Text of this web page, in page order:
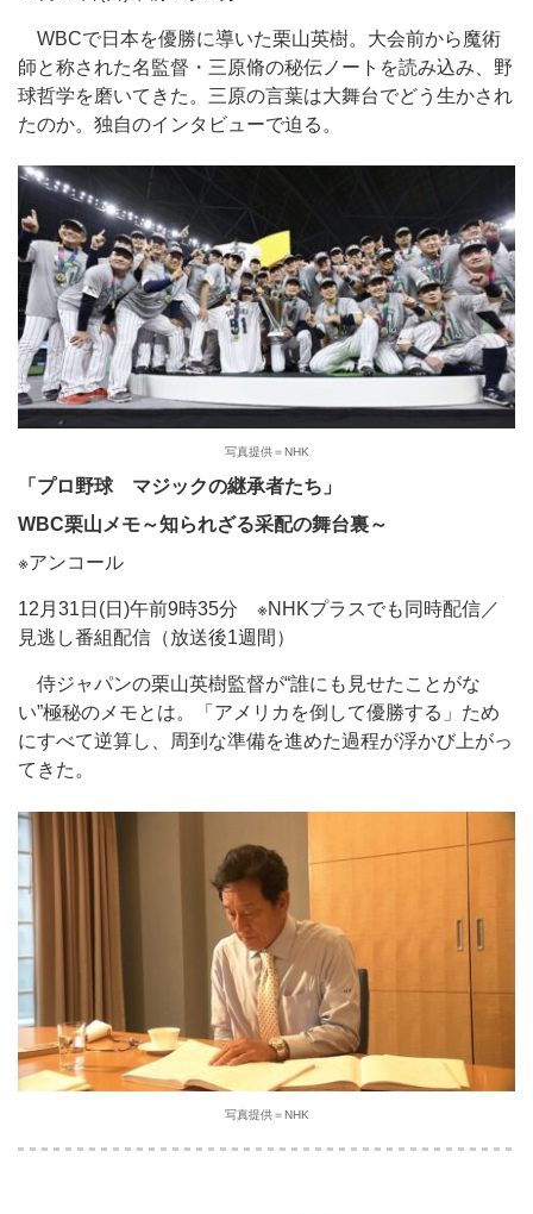
WBCで日本を優勝に導いた栗山英樹。大会前から魔術
師と称された名監督・三原脩の秘伝ノートを読み込み、野
球哲学を磨いてきた。三原の言葉は大舞台でどう生かされ
たのか。独自のインタビューで迫る。
写真提供＝NHK
「プロ野球 マジックの継承者たち」
WBC栗山メモ～知られざる采配の舞台裏～
※アンコール
12月31日(日)午前9時35分 ※NHKプラスでも同時配信／
見逃し番組配信（放送後1週間）
侍ジャパンの栗山英樹監督が“誰にも見せたことがな
い”極秘のメモとは。「アメリカを倒して優勝する」ため
にすべて逆算し、周到な準備を進めた過程が浮かび上がっ
てきた。
写真提供＝NHK